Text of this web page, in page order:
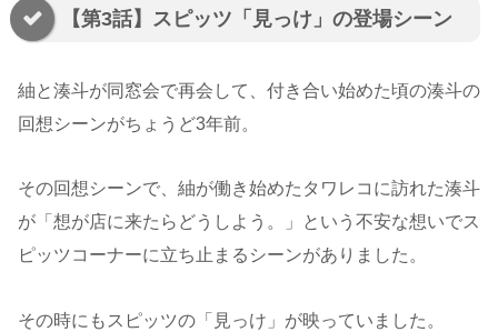
【第3話】スピッツ「見っけ」の登場シーン
紬と湊斗が同窓会で再会して、付き合い始めた頃の湊斗の
回想シーンがちょうど3年前。
その回想シーンで、紬が働き始めたタワレコに訪れた湊斗
が「想が店に来たらどうしよう。」という不安な想いでス
ピッツコーナーに立ち止まるシーンがありました。
その時にもスピッツの「見っけ」が映っていました。